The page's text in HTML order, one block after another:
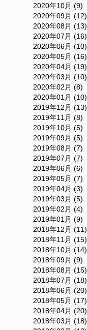
2020年10月 (9)
2020年09月 (12)
2020年08月 (13)
2020年07月 (16)
2020年06月 (10)
2020年05月 (16)
2020年04月 (19)
2020年03月 (10)
2020年02月 (8)
2020年01月 (10)
2019年12月 (13)
2019年11月 (8)
2019年10月 (5)
2019年09月 (5)
2019年08月 (7)
2019年07月 (7)
2019年06月 (6)
2019年05月 (7)
2019年04月 (3)
2019年03月 (5)
2019年02月 (4)
2019年01月 (9)
2018年12月 (11)
2018年11月 (15)
2018年10月 (14)
2018年09月 (9)
2018年08月 (15)
2018年07月 (18)
2018年06月 (20)
2018年05月 (17)
2018年04月 (20)
2018年03月 (18)